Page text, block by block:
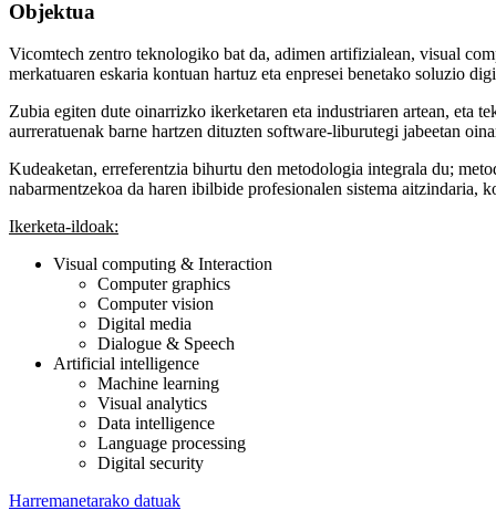
Objektua
Vicomtech zentro teknologiko bat da, adimen artifizialean, visual
merkatuaren eskaria kontuan hartuz eta enpresei benetako soluzio
Zubia egiten dute oinarrizko ikerketaren eta industriaren artean, eta
aurreratuenak barne hartzen dituzten software-liburutegi jabeetan
Kudeaketan, erreferentzia bihurtu den metodologia integrala du;
nabarmentzekoa da haren ibilbide profesionalen sistema aitzindaria,
Ikerketa-ildoak:
Visual computing & Interaction
Computer graphics
Computer vision
Digital media
Dialogue & Speech
Artificial intelligence
Machine learning
Visual analytics
Data intelligence
Language processing
Digital security
Harremanetarako datuak